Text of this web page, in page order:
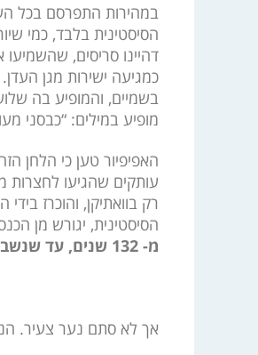
במהירות התפרסם בכל
הסיסטינית בלבד, כמי
דהיינו סריסים,
כמגיעה ישירות מגן
בשמיים, והמופיע בה
מופיע במילים: “כבסני
האפיפיור טען כי הלחן
עותקים שהגיעו
רק בוואתיקן, והוכרז
הסיסטינית, יגורש מן
מ- 132 שנים, עד שנשבר בידי נער צעיר.
אך לא סתם נער צעיר.